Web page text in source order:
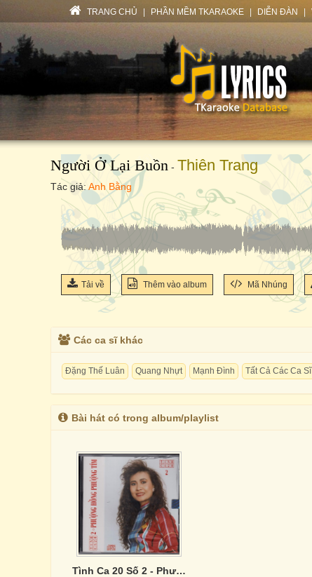
TRANG CHỦ PHẦN MỀM TKARAOKE DIỄN ĐÀN
Người Ở Lại Buồn - Thiên Trang
Tác giả: Anh Bằng
Tải về Thêm vào album Mã Nhúng
Các ca sĩ khác
Đặng Thế Luân Quang Nhựt Mạnh Đình Tất Cả Các Ca Sĩ
Bài hát có trong album/playlist
Tình Ca 20 Số 2 - Phượng Hồng Phượng Tím